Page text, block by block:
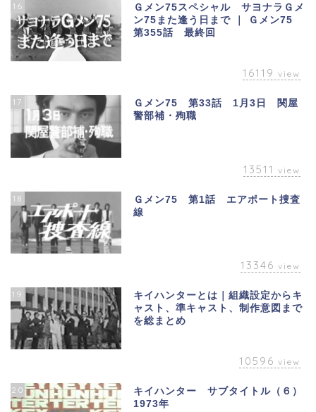
16
Ｇメン75スペシャル サヨナラＧメ
ン75また逢う日まで ｜ Ｇメン75
第355話 最終回
16119 view
17
Ｇメン75 第33話 1月3日 関屋
警部補・殉職
13511 view
18
Ｇメン75 第1話 エアポート捜査
線
13346 view
19
キイハンターとは｜組織設定からキ
ャスト、準キャスト、制作意図まで
を総まとめ
10596 view
20
キイハンター サブタイトル（６）
1973年